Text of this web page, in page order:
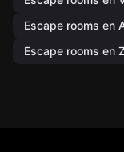
Escape rooms en
Escape rooms en